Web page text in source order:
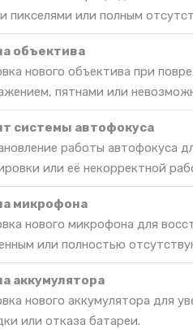
пикселями или полным
объектива
нового объектива при
пятнами или
системы автофокуса
работы автофокуса
или её некорректной
микрофона
нового микрофона для
или полностью
аккумулятора
нового аккумулятора для
или отказа батареи.